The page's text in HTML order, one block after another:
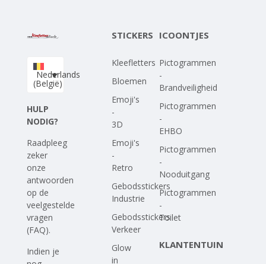
Nederlands
(België)
HULP
NODIG?
Raadpleeg
zeker
onze
antwoorden
op de
veelgestelde
vragen
(FAQ).
Indien je
STICKERS
Kleefletters
Bloemen
Emoji's
-
3D
Emoji's
-
Retro
Gebodsstickers
Industrie
Gebodsstickers
Verkeer
Glow
in
ICOONTJES
Pictogrammen
-
Brandveiligheid
Pictogrammen
-
EHBO
Pictogrammen
-
Nooduitgang
Pictogrammen
-
Toilet
KLANTENTUIN